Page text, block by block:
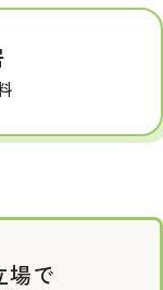
場で